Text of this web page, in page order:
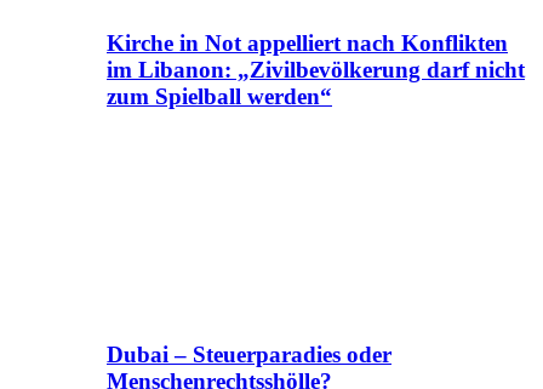
Kirche in Not appelliert nach Konflikten
im Libanon: „Zivilbevölkerung darf nicht
zum Spielball werden“
Dubai – Steuerparadies oder
Menschenrechtsshölle?